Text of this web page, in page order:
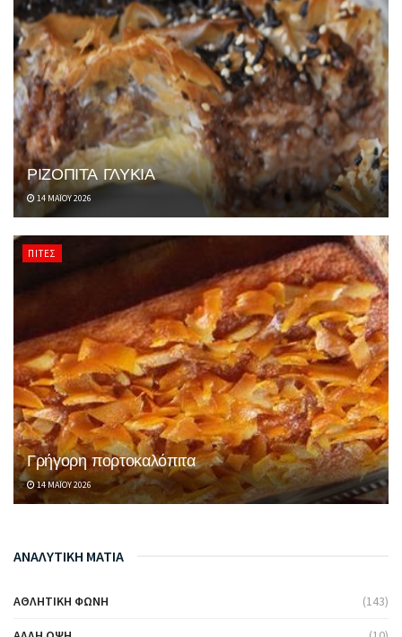
ΡΙΖΟΠΙΤΑ ΓΛΥΚΙΑ
14 ΜΑΪ́ΟΥ 2026
ΠΊΤΕΣ
Γρήγορη πορτοκαλόπιτα
14 ΜΑΪ́ΟΥ 2026
ΑΝΑΛΥΤΙΚΗ ΜΑΤΙΑ
ΑΘΛΗΤΙΚΉ ΦΩΝΉ (143)